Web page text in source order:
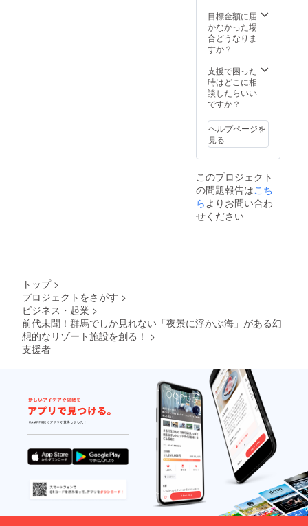
ていた
だきま
す。 ※
ン
(12/24-
1/10、
5/1-
8/1-
31)、
金・
土・祝
利用不
可。
年4月か
ら2023
年3月31
りま
す。 ※
ご予約
は21年3
り受付
を開始
させて
いただ
（先着
順）。
※ご予約
時の
キャン
ショー
ていた
だきま
す。 ※
ハイ
シーズ
ン
(12/24-
1/10、
5/1-
5/7、
8/1-
31)、利
用不
可。
ご宿泊
いただ
けま
まで宿
泊可
能。
（通常
格：通
910000
円〜）
名まで
宿泊可
能。 ★
平日だ
けでな
材をふ
食、朝
食付
き。お
飲み物
飲み放
題。温
泉入り
放題で
す。 ロ
ゴ入り
モバイ
ルバッ
テリー
付き。
使った
夕食、
朝食付
き。お
飲み放
題。温
泉入り
放題で
ゴ入り
モバイ
ルバッ
テリー
専属コ
ンシェ
ルジュ
(バト
ラー)付
す。 ※
ご予約
を開始
させて
いただ
きます
（先着
順）。
※ご予約
時の
キャン
セリポ
リシー
は「前
日18時
以降の
目標金額に届
かなかった場
合どうなりま
すか？
支援で困った
時はどこに相
談したらいい
ですか？
ヘルプページを
見る
このプロジェクト
の問題報告はこち
ら よりお問い合わ
せください
トップ >
プロジェクトをさがす >
ビジネス・起業 >
前代未聞！群馬でしか見れない「夜景に浮かぶ海」がある幻
想的なリゾート施設を創る！ >
支援者